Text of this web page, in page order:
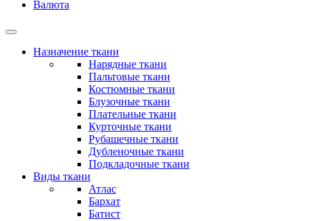
Валюта
Назначение ткани
Нарядные ткани
Пальтовые ткани
Костюмные ткани
Блузочные ткани
Плательные ткани
Курточные ткани
Рубашечные ткани
Дубленочные ткани
Подкладочные ткани
Виды ткани
Атлас
Бархат
Батист